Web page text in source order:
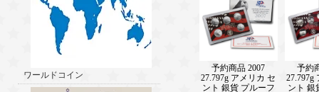
ワールドコイン
予約商品 2007
27.797g アメリカ セ
ント 銀貨 プルーフ
予約
27.797g
ント 銀